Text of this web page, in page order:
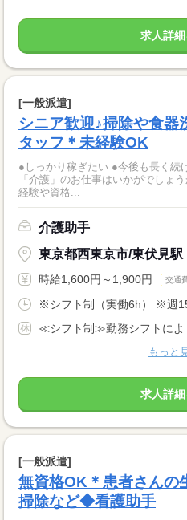
求人詳
[一般派遣]
シニア歓迎♪掃除や食器
タッフ＊未経験OK
●しっかり稼ぎたい ●今後も長く続けられ
「介護」のお仕事はいかがでしょうか？ 介護といっても、
経験や資格...
介護助手
東京都西東京市/東伏見駅
時給1,600円～1,900円 交通
※シフト制（実働6h） ※週
≪シフト制≫勤務シフトによ
もっと
求人詳
[一般派遣]
無資格OK＊患者さん
掃除など◆看護助手